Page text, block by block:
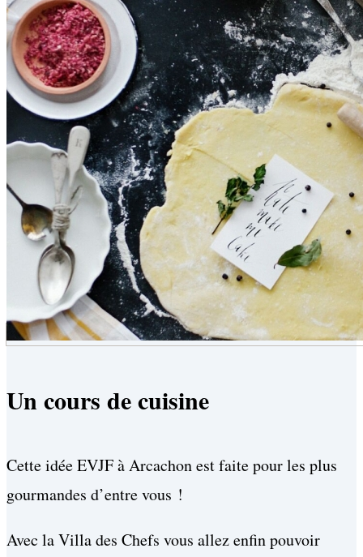
Un cours de cuisine
Cette idée EVJF à Arcachon est faite pour les plus
gourmandes d’entre vous !
Avec la Villa des Chefs vous allez enfin pouvoir